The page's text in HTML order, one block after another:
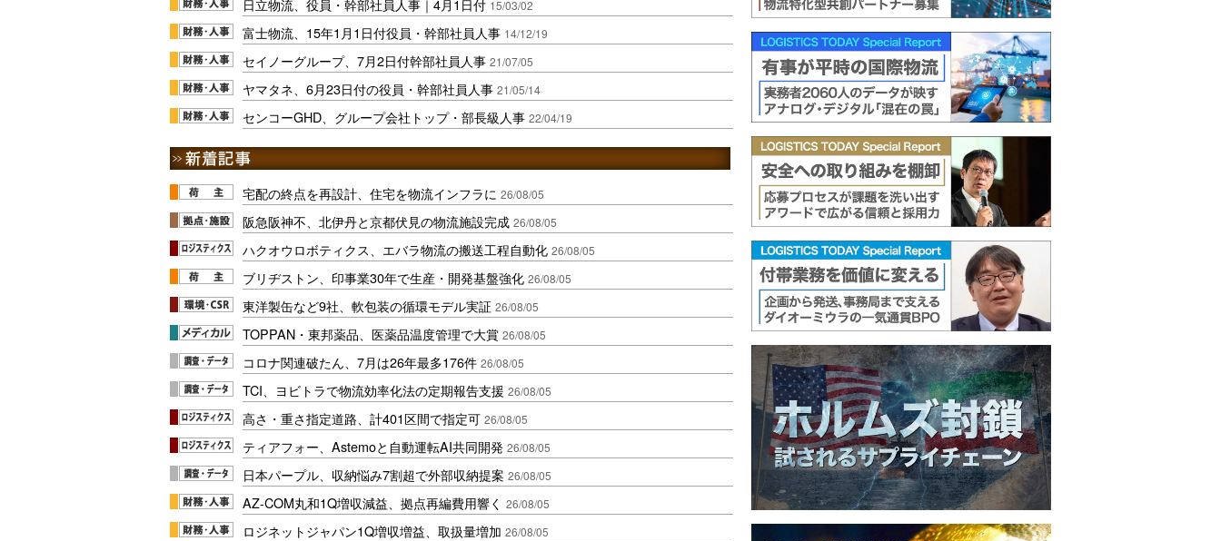
15/03/02
富士物流、15年1月1日付役員・幹部社員人事 14/12/19
セイノーグループ、7月2日付幹部社員人事 21/07/05
ヤマタネ、6月23日付の役員・幹部社員人事 21/05/14
センコーGHD、グループ会社トップ・部長級人事 22/04/19
宅配の終点を再設計、住宅を物流インフラに 26/08/05
阪急阪神不、北伊丹と京都伏見の物流施設完成 26/08/05
ハクオウロボティクス、エバラ物流の搬送工程自動化 26/08/05
ブリヂストン、印事業30年で生産・開発基盤強化 26/08/05
東洋製缶など9社、軟包装の循環モデル実証 26/08/05
TOPPAN・東邦薬品、医薬品温度管理で大賞 26/08/05
コロナ関連破たん、7月は26年最多176件 26/08/05
TCI、ヨビトラで物流効率化法の定期報告支援 26/08/05
高さ・重さ指定道路、計401区間で指定可 26/08/05
ティアフォー、Astemoと自動運転AI共同開発 26/08/05
日本パープル、収納悩み7割超で外部収納提案 26/08/05
AZ-COM丸和1Q増収減益、拠点再編費用響く 26/08/05
ロジネットジャパン1Q増収増益、取扱量増加 26/08/05